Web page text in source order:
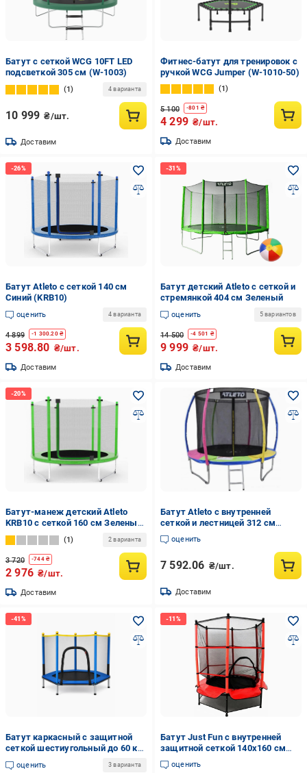
Батут с сеткой WCG 10FT LED
подсветкой 305 см (W-1003)
1 4 варианта
10 999 ₴/шт.
Доставим
Фитнес-батут для тренировок с
ручкой WCG Jumper (W-1010-50)
1
5 100 -801 ₴
4 299 ₴/шт.
Доставим
Батут Atleto с сеткой 140 см
Синий (KRB10)
оценить 4 варианта
4 899 -1 300.20₴
3 598.80 ₴/шт.
Доставим
Батут детский Atleto с сеткой и
стремянкой 404 см Зеленый
оценить 5 вариантов
14 500 -4 501 ₴
9 999 ₴/шт.
Доставим
Батут-манеж детский Atleto
KRB10 с сеткой 160 см Зеленый
(14-76-42400220)
1 2 варианта
3 720 -744₴
2 976 ₴/шт.
Доставим
Батут Atleto с внутренней
сеткой и лестницей 312 см
(2969474090)
оценить
7 592.06 ₴/шт.
Доставим
Батут каркасный с защитной
сеткой шестиугольный до 60 кг
Синий (49676210)
оценить 3 варианта
Батут Just Fun с внутренней
защитной сеткой 140х160 см
Красный (58510)
оценить